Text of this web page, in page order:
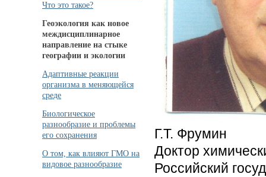
Г.Т. Фрумин
Доктор
Российский
Что это такое?
Геоэкология как новое
междисциплинарное
направление на стыке
географии и экологии
Адаптивные реакции
организма в меняющейся
среде
Биологическое
разнообразие и проблемы
его сохранения
О том, как влияют ГМО на
видовое разнообразие